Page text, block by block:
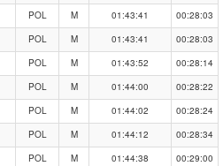
POL M 01:43:41
00:28:03
POL M 01:43:41
00:28:03
POL M 01:43:52
00:28:14
POL M 01:44:00
00:28:22
POL M 01:44:02
00:28:24
POL M 01:44:12
00:28:34
POL M 01:44:38
00:29:00